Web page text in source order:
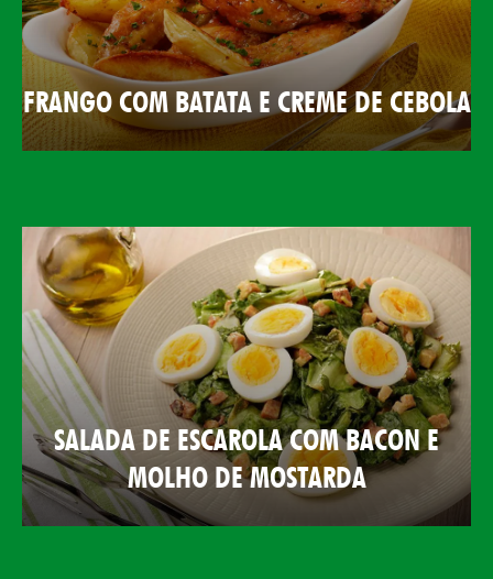
FRANGO COM BATATA E CREME DE CEBOLA
SALADA DE ESCAROLA COM BACON E
MOLHO DE MOSTARDA